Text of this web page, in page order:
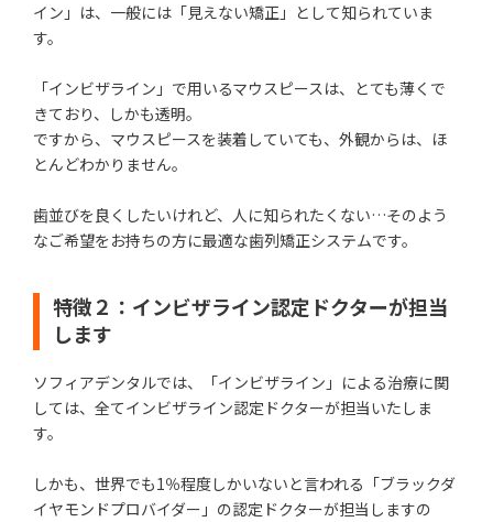
イン」は、一般には「見えない矯正」として知られていま
す。
「インビザライン」で用いるマウスピースは、とても薄くで
きており、しかも透明。
ですから、マウスピースを装着していても、外観からは、ほ
とんどわかりません。
歯並びを良くしたいけれど、人に知られたくない…そのよう
なご希望をお持ちの方に最適な歯列矯正システムです。
特徴２：インビザライン認定ドクターが担当
します
ソフィアデンタルでは、「インビザライン」による治療に関
しては、全てインビザライン認定ドクターが担当いたしま
す。
しかも、世界でも1％程度しかいないと言われる「ブラックダ
イヤモンドプロバイダー」の認定ドクターが担当しますの